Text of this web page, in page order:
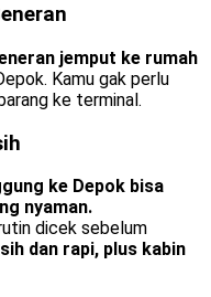
jemput ke rumah
Kamu gak perlu
ke terminal.
ke Depok bisa
nyaman.
dicek sebelum
dan rapi, plus kabin